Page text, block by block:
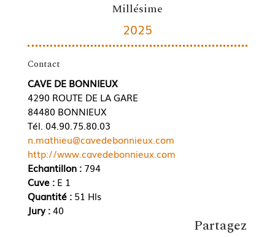
Millésime
2025
Contact
CAVE DE BONNIEUX
4290 ROUTE DE LA GARE
84480 BONNIEUX
Tél. 04.90.75.80.03
n.mathieu@cavedebonnieux.com
http://www.cavedebonnieux.com
Echantillon :794
Cuve : E 1
Quantité : 51 Hls
Jury :40
Partagez